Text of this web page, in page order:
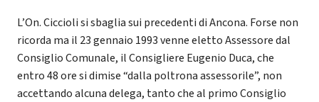
L’On. Ciccioli si sbaglia sui precedenti di Ancona. Forse non
ricorda ma il 23 gennaio 1993 venne eletto Assessore dal
Consiglio Comunale, il Consigliere Eugenio Duca, che
entro 48 ore si dimise “dalla poltrona assessorile”, non
accettando alcuna delega, tanto che al primo Consiglio